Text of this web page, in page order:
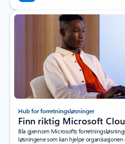
Hub for forretningsløsninger
Finn riktig Microsoft
Bla gjennom Microsofts
løsningene som kan hjelpe